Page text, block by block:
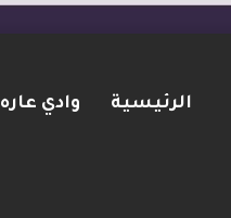
الرئيسية وادي عاره